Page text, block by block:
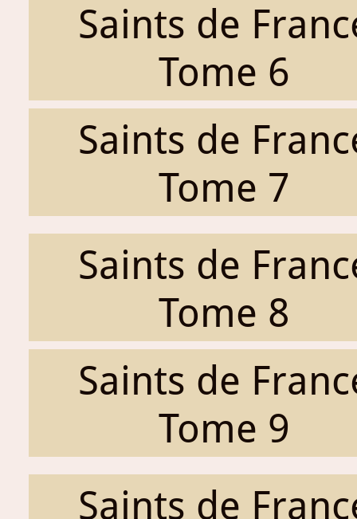
Saints de
Tome 6
Saints de
Tome 7
Saints de
Tome 8
Saints de
Tome 9
Saints de